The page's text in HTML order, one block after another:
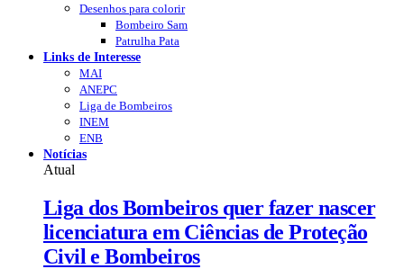
Desenhos para colorir
Bombeiro Sam
Patrulha Pata
Links de Interesse
MAI
ANEPC
Liga de Bombeiros
INEM
ENB
Notícias
Atual
Liga dos Bombeiros quer fazer nascer
licenciatura em Ciências de Proteção
Civil e Bombeiros